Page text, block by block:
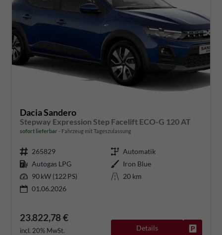
Dacia Sandero
Stepway Expression Step Facelift ECO-G 120 AT
sofort lieferbar Fahrzeug mit Tageszulassung
265829
Automatik
Autogas LPG
Iron Blue
90 kW (122 PS)
20 km
01.06.2026
23.822,78 €
incl. 20% MwSt.
Details